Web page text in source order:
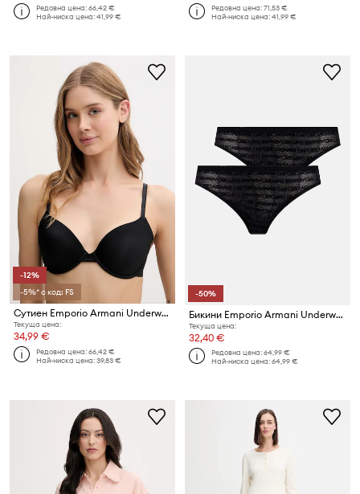
Редовна цена:66,42 €
Най-ниска цена:41,99 €
Редовна цена:71,53 €
Най-ниска цена:41,99 €
-12%
-5%* с код: FS
Сутиен Emporio Armani Underwear
Текуща цена:
34,99 €
Редовна цена:66,42 €
Най-ниска цена:39,83 €
-50%
Бикини Emporio Armani Underwear
Текуща цена:
32,40 €
Редовна цена:64,99 €
Най-ниска цена:64,99 €